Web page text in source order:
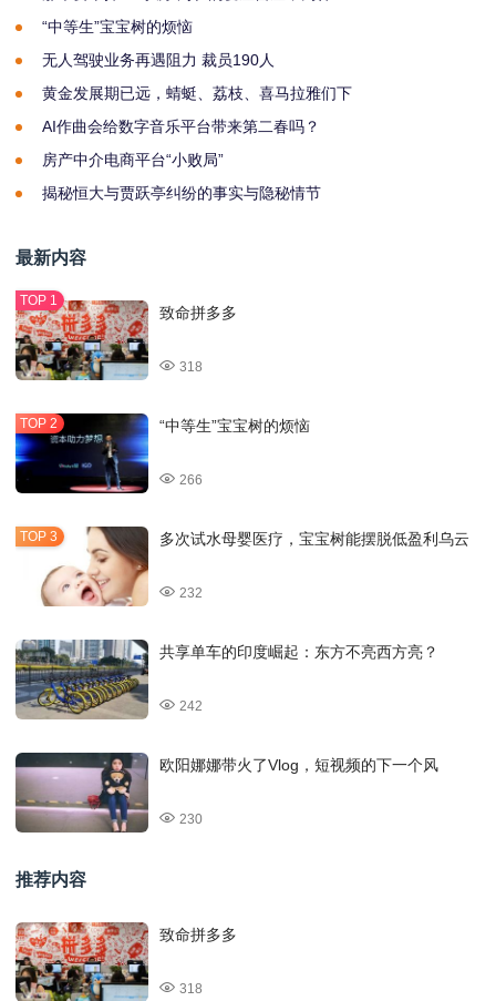
“中等生”宝宝树的烦恼
无人驾驶业务再遇阻力 裁员190人
黄金发展期已远，蜻蜓、荔枝、喜马拉雅们下
AI作曲会给数字音乐平台带来第二春吗？
房产中介电商平台“小败局”
揭秘恒大与贾跃亭纠纷的事实与隐秘情节
最新内容
致命拼多多
318
“中等生”宝宝树的烦恼
266
多次试水母婴医疗，宝宝树能摆脱低盈利乌云
232
共享单车的印度崛起：东方不亮西方亮？
242
欧阳娜娜带火了Vlog，短视频的下一个风
230
推荐内容
致命拼多多
318